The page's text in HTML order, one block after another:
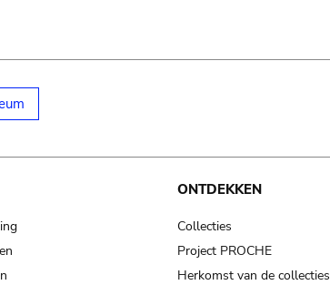
ONTDEKKEN
Collecties
Project PROCHE
Herkomst van de collecties